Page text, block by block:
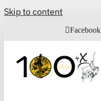
Skip to content
Facebook